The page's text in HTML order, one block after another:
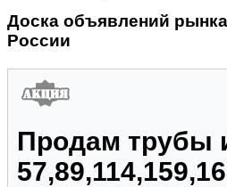
Доска объявлений
России
Продам трубы